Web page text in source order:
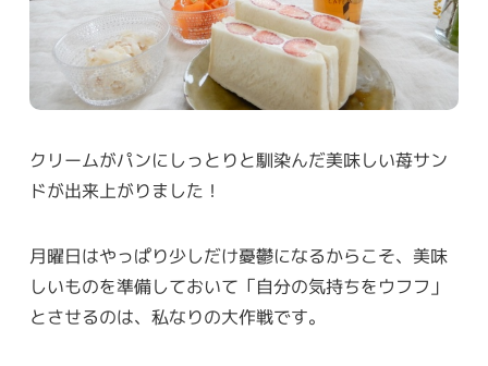
クリームがパンにしっとりと馴染んだ美味しい苺サン
ドが出来上がりました！
月曜日はやっぱり少しだけ憂鬱になるからこそ、美味
しいものを準備しておいて「自分の気持ちをウフフ」
とさせるのは、私なりの大作戦です。